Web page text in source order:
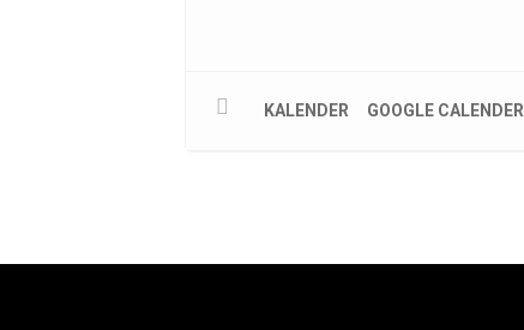
KALENDER GOOGLE CALENDER